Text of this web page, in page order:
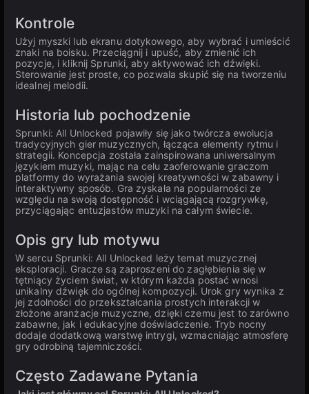
Kontrole
Użyj myszki lub ekranu dotykowego, aby wybrać i umieścić
znaki na boisku. Przeciągnij i upuść, aby zmienić ich
pozycje, i kliknij Sprunki, aby aktywować ich dźwięki.
Sterowanie jest proste, co pozwala skupić się na tworzeniu
idealnej melodii.
Historia lub pochodzenie
Sprunki: All Unlocked pojawiły się jako twórcza ewolucja
tradycyjnych gier muzycznych, łącząca elementy rytmu i
strategii. Koncepcja została zainspirowana uniwersalnym
językiem muzyki, mając na celu zaoferowanie graczom
platformy do wyrażania swojej kreatywności w zabawny i
interaktywny sposób. Gra zyskała na popularności ze
względu na swoją dostępność i wciągającą rozgrywkę,
przyciągając entuzjastów muzyki na całym świecie.
Opis gry lub motywu
W sercu Sprunki: All Unlocked leży temat muzycznej
eksploracji. Gracze są zaproszeni do zagłębienia się w
tętniący życiem świat, w którym każda postać wnosi
unikalny dźwięk do ogólnej kompozycji. Urok gry wynika z
jej zdolności do przekształcania prostych interakcji w
złożone aranżacje muzyczne, dzięki czemu jest to zarówno
zabawne, jak i edukacyjne doświadczenie. Tryb nocny
dodaje dodatkową warstwę intrygi, wzmacniając atmosferę
gry odrobiną tajemniczości.
Często Zadawane Pytania